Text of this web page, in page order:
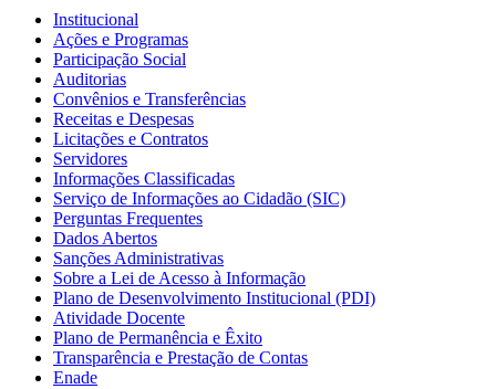
Institucional
Ações e Programas
Participação Social
Auditorias
Convênios e Transferências
Receitas e Despesas
Licitações e Contratos
Servidores
Informações Classificadas
Serviço de Informações ao Cidadão (SIC)
Perguntas Frequentes
Dados Abertos
Sanções Administrativas
Sobre a Lei de Acesso à Informação
Plano de Desenvolvimento Institucional (PDI)
Atividade Docente
Plano de Permanência e Êxito
Transparência e Prestação de Contas
Enade